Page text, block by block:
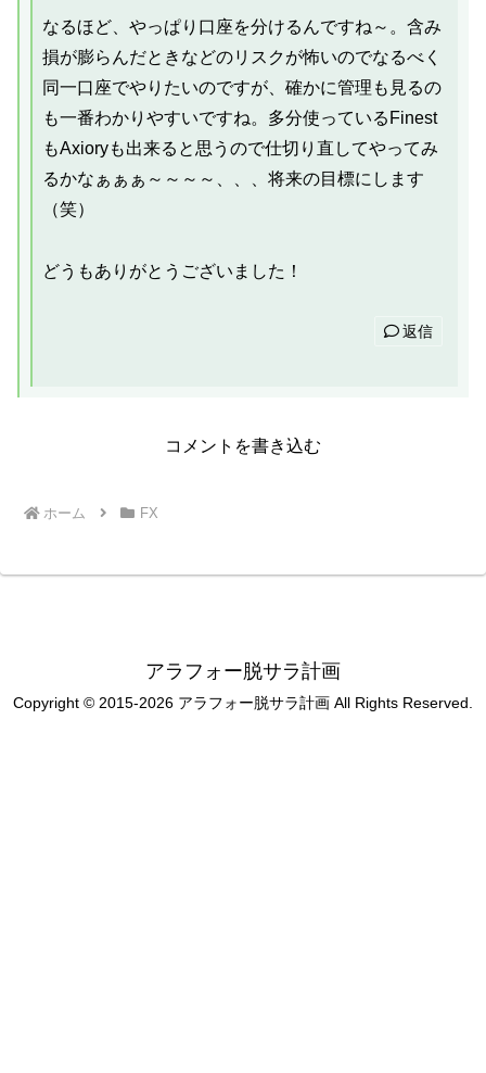
なるほど、やっぱり口座を分けるんですね～。含み
損が膨らんだときなどのリスクが怖いのでなるべく
同一口座でやりたいのですが、確かに管理も見るの
も一番わかりやすいですね。多分使っているFinest
もAxioryも出来ると思うので仕切り直してやってみ
るかなぁぁぁ～～～～、、、将来の目標にします
（笑）
どうもありがとうございました！
返信
コメントを書き込む
ホーム FX
アラフォー脱サラ計画
Copyright © 2015-2026 アラフォー脱サラ計画 All Rights Reserved.